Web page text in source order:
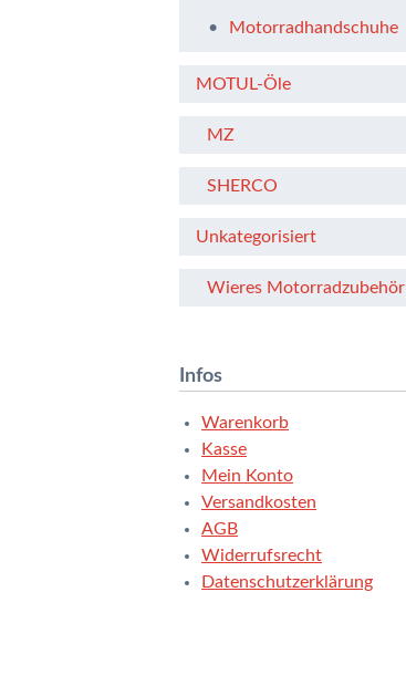
Motorradhandschuhe
MOTUL-Öle
MZ
SHERCO
Unkategorisiert
Wieres Motorradzubehör
Infos
Warenkorb
Kasse
Mein Konto
Versandkosten
AGB
Widerrufsrecht
Datenschutzerklärung